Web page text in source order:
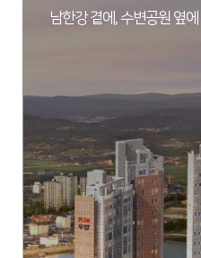
현장 대구광역시 동
시행 동대구 신천3
남한강 곁에, 수변공원 옆